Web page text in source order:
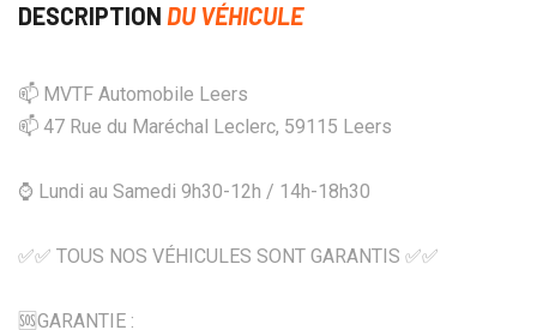
DESCRIPTION DU VÉHICULE
📫 MVTF Automobile Leers
📫 47 Rue du Maréchal Leclerc, 59115 Leers
⌚ Lundi au Samedi 9h30-12h / 14h-18h30
✅✅ TOUS NOS VÉHICULES SONT GARANTIS ✅✅
🆘️GARANTIE :